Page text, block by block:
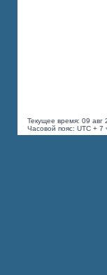
Текущее время: 09 авг
Часовой пояс: UTC + 7